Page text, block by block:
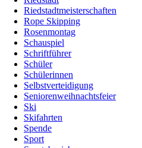
Riedstadtmeisterschaften
Rope Skipping
Rosenmontag
Schauspiel
Schriftführer
Schüler
Schülerinnen
Selbstverteidigung
Seniorenweihnachtsfeier
Ski
Skifahrten
Spende
Sport